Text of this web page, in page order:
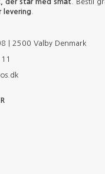
| 2500 Valby Denmark